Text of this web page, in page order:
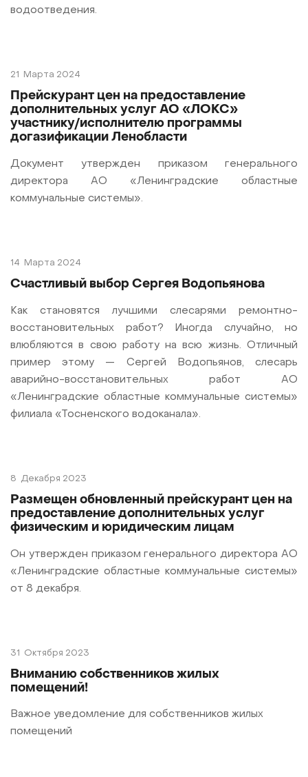
водоотведения.
21 Марта 2024
Прейскурант цен на предоставление
дополнительных услуг АО «ЛОКС»
участнику/исполнителю программы
догазификации Ленобласти
Документ утвержден приказом генерального
директора АО «Ленинградские областные
коммунальные системы».
14 Марта 2024
Счастливый выбор Сергея Водопьянова
Как становятся лучшими слесарями ремонтно-
восстановительных работ? Иногда случайно, но
влюбляются в свою работу на всю жизнь. Отличный
пример этому — Сергей Водопьянов, слесарь
аварийно-восстановительных работ АО
«Ленинградские областные коммунальные системы»
филиала «Тосненского водоканала».
8 Декабря 2023
Размещен обновленный прейскурант цен на
предоставление дополнительных услуг
физическим и юридическим лицам
Он утвержден приказом генерального директора АО
«Ленинградские областные коммунальные системы»
от 8 декабря.
31 Октября 2023
Вниманию собственников жилых
помещений!
Важное уведомление для собственников жилых
помещений